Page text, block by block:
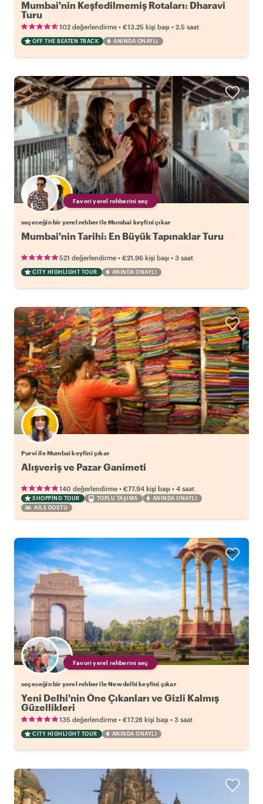
Mumbai'nin Keşfedilmemiş Rotaları: Dharavi
Turu
102 değerlendirme • €13.25 kişi başı • 2.5 saat
OFF THE BEATEN TRACK ANINDA ONAYLI
Favori yerel rehberini seç
seçeceğin bir yerel rehber ile Mumbai keyfini çıkar
Mumbai'nin Tarihi: En Büyük Tapınaklar Turu
521 değerlendirme • €21.96 kişi başı • 3 saat
CITY HIGHLIGHT TOUR ANINDA ONAYLI
Purvi ile Mumbai keyfini çıkar
Alışveriş ve Pazar Ganimeti
140 değerlendirme • €77.94 kişi başı • 4 saat
SHOPPING TOUR TOPLU TAŞIMA
ANINDA ONAYLI
AILE DOSTU
Favori yerel rehberini seç
seçeceğin bir yerel rehber ile New delhi keyfini çıkar
Yeni Delhi'nin Öne Çıkanları ve Gizli Kalmış
Güzellikleri
135 değerlendirme • €17.28 kişi başı • 3 saat
CITY HIGHLIGHT TOUR ANINDA ONAYLI